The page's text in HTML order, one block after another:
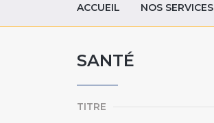
ACCUEIL NOS SERVICES
SANTÉ
TITRE